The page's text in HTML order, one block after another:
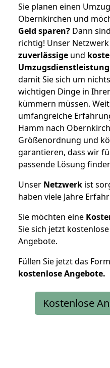
Sie planen einen
Obernkirchen und
Geld sparen? Dann
richtig! Unser
zuverlässige und
damit Sie sich um
wichtigen Dinge in
kümmern müssen.
umfangreiche
Hamm nach
Größenordnung und
garantieren, dass wir
passende Lösung
Unser Netzwerk ist
haben viele Jahre
Sie möchten eine
Sie sich jetzt
Angebote.
Füllen Sie jetzt das
kostenloseAngebote.
Kostenlose